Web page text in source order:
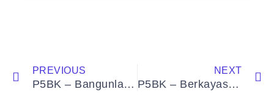
PREVIOUS
P5BK – Bangunlah Jiwa dan Raganya “Menggali Potensi, Membangun Karakter”
NEXT
P5BK – Berkayasa & Berteknologi Untuk Membangun NKRI